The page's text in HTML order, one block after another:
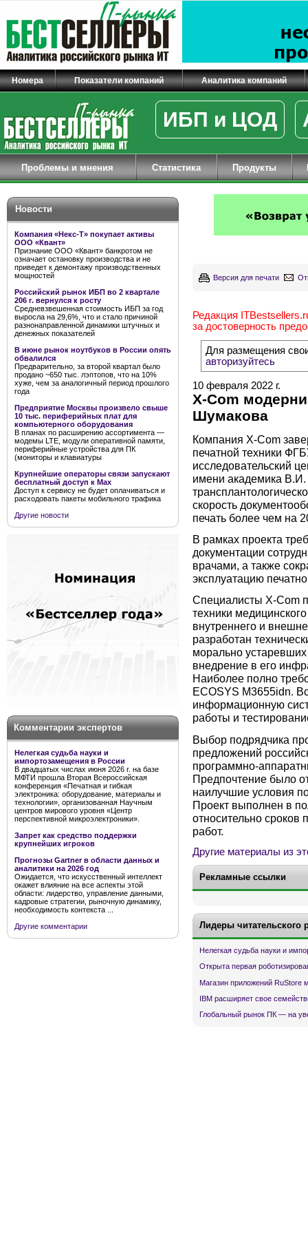
Номера Показатели компаний Аналитика компаний
ИБП и ЦОД
Проблемы и мнения Статистика Продукты
Новости
Компания «Некс-Т» покупает активы
ООО «Квант»
Признание ООО «Квант» банкротом не
означает остановку производства и не
приведет к демонтажу производственных
мощностей
Российский рынок ИБП во 2 квартале
206 г. вернулся к росту
Средневзвешенная стоимость ИБП за год
выросла на 29,6%, что и стало причиной
разнонаправленной динамики штучных и
денежных показателей
В июне рынок ноутбуков в России опять
обвалился
Предварительно, за второй квартал было
продано ~650 тыс. лэптопов, что на 10%
хуже, чем за аналогичный период прошлого
года
Предприятие Москвы произвело свыше
10 тыс. периферийных плат для
компьютерного оборудования
В планах по расширению ассортимента —
модемы LTE, модули оперативной памяти,
периферийные устройства для ПК
(мониторы и клавиатуры
Крупнейшие операторы связи запускают
бесплатный доступ к Мах
Доступ к сервису не будет оплачиваться и
расходовать пакеты мобильного трафика
Другие новости
Комментарии экспертов
Нелегкая судьба науки и
импортозамещения в России
В двадцатых числах июня 2026 г. на базе
МФТИ прошла Вторая Всероссийская
конференция «Печатная и гибкая
электроника: оборудование, материалы и
технологии», организованная Научным
центров мирового уровня «Центр
перспективной микроэлектроники».
Запрет как средство поддержки
крупнейших игроков
Прогнозы Gartner в области данных и
аналитики на 2026 год
Ожидается, что искусственный интеллект
окажет влияние на все аспекты этой
области: лидерство, управление данными,
кадровые стратегии, рыночную динамику,
необходимость контекста ...
Другие комментарии
Версия для печати
Редакция
за достоверность
Для размещения
авторизуйтесь
10 февраля 2022 г.
X-Com
Шумакова
Компания X-Com
печатной техники
исследовательский
имени академика
скорость
печать более чем на
В рамках проекта
документации
врачами, а также
эксплуатацию
Специалисты X-Com
техники
внутреннего и
разработан
морально
внедрение в его
Наиболее полно
ECOSYS M3655idn.
информационную
работы и
Выбор подрядчика
предложений
программно-
Предпочтение было
наилучшие условия
Проект выполнен в
относительно
работ.
Другие материалы из
Рекламные ссылки
Лидеры читательского
Нелегкая судьба науки и
Открыта первая
Магазин приложений RuStore
IBM расширяет свое
Глобальный рынок ПК — на